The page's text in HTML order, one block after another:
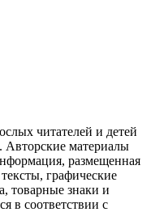
читателей и детей
Авторские материалы
размещенная
графические
товарные знаки и
в соответствии с